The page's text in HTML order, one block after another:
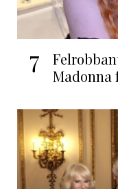
7
Madonna